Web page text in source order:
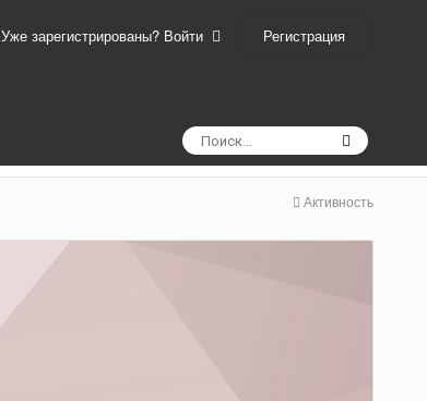
Уже зарегистрированы? Войти Регистрация
Активность